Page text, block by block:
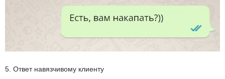
5. Ответ навязчивому клиенту